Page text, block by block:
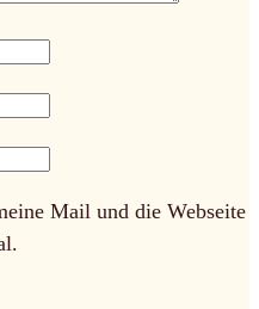
Mail und die Webseite